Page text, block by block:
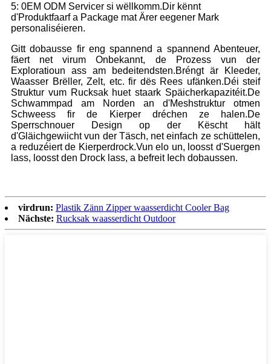
5: 0EM ODM Servicer si wëllkomm.Dir kënnt
d'Produktfaarf a Package mat Ärer eegener Mark
personaliséieren.
Gitt dobausse fir eng spannend a spannend Abenteuer,
fäert net virum Onbekannt, de Prozess vun der
Exploratioun ass am bedeitendsten.Bréngt är Kleeder,
Waasser Brëller, Zelt, etc. fir dës Rees ufänken.Déi steif
Struktur vum Rucksak huet staark Späicherkapazitéit.De
Schwammpad am Norden an d'Meshstruktur otmen
Schweess fir de Kierper dréchen ze halen.De
Sperrschnouer Design op der Këscht hält
d'Gläichgewiicht vun der Täsch, net einfach ze schüttelen,
a reduzéiert de Kierperdrock.Vun elo un, loosst d'Suergen
lass, loosst den Drock lass, a befreit Iech dobaussen.
virdrun: Plastik Zänn Zipper waasserdicht Cooler Bag
Nächste: Rucksak waasserdicht Outdoor